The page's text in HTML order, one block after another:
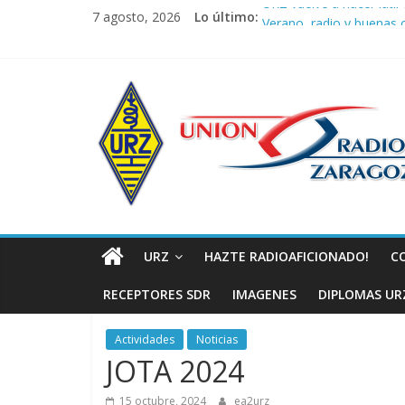
7 agosto, 2026 Lo último: URZ vuelve a hacer
Unión
de
de
Zaragoza
URZ
URZ HAZTE RADIOAFICIONADO!
RECEPTORES SDR IMAGENES DIPLOMAS
Actividades Noticias
JOTA 2024
15 octubre, 2024 ea2urz